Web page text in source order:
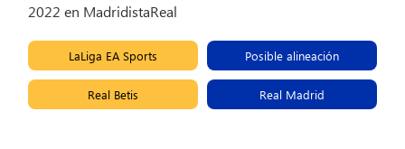
2022 en MadridistaReal
LaLiga EA Sports Posible alineación
Real Betis Real Madrid